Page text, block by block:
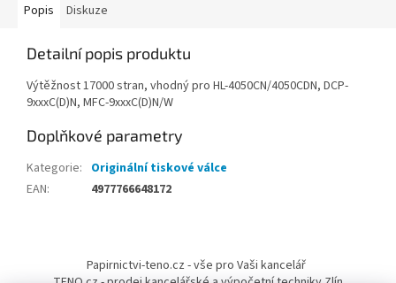
Popis Diskuze
Detailní popis produktu
Výtěžnost 17000 stran, vhodný pro HL-4050CN/4050CDN, DCP-
9xxxC(D)N, MFC-9xxxC(D)N/W
Doplňkové parametry
Kategorie: Originální tiskové válce
EAN: 4977766648172
Papirnictvi-teno.cz - vše pro Vaši kancelář